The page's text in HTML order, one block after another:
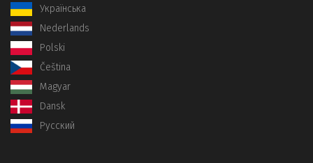
Українська
Nederlands
Polski
Čeština
Magyar
Dansk
Русский